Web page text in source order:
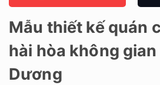
Mẫu thiết kế quán
hài hòa không
Dương